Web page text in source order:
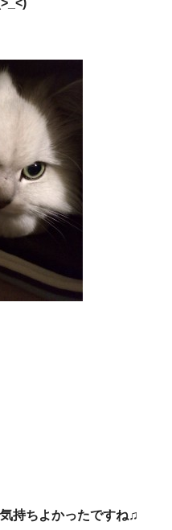
持ちよかったですね♫